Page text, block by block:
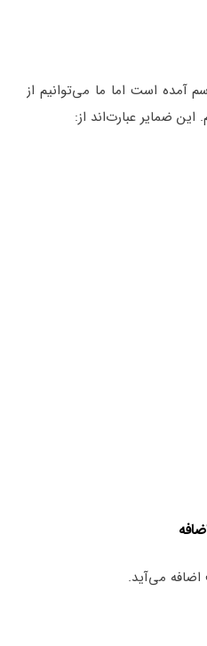
آمده است اما ما می‌توانیم از
ضمایر عبارت‌اند از:
می‌آید.